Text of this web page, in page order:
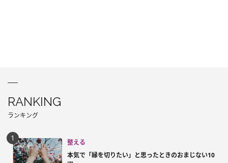
RANKING
ランキング
整える
本気で「縁を切りたい」と思ったときのおまじない10